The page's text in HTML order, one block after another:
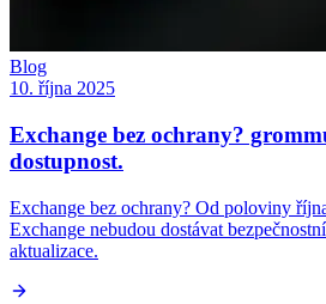
Blog
10. října 2025
Exchange bez ochrany?
dostupnost.
Exchange bez ochrany? Od poloviny
Exchange nebudou dostávat
aktualizace.